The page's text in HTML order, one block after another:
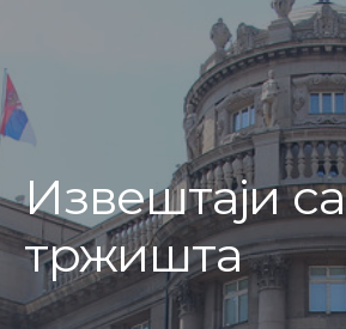
Извештаји са
тржишта